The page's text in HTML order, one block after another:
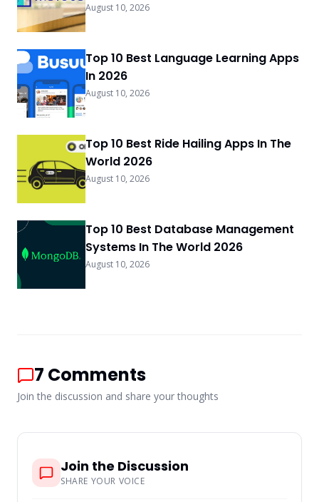
August 10, 2026
Top 10 Best Language Learning Apps
In 2026
August 10, 2026
Top 10 Best Ride Hailing Apps In The
World 2026
August 10, 2026
Top 10 Best Database Management
Systems In The World 2026
August 10, 2026
7 Comments
Join the discussion and share your thoughts
Join the Discussion
SHARE YOUR VOICE